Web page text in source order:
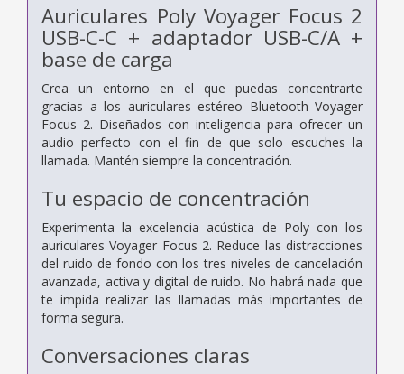
Auriculares Poly Voyager Focus 2
USB-C-C + adaptador USB-C/A +
base de carga
Crea un entorno en el que puedas concentrarte
gracias a los auriculares estéreo Bluetooth Voyager
Focus 2. Diseñados con inteligencia para ofrecer un
audio perfecto con el fin de que solo escuches la
llamada. Mantén siempre la concentración.
Tu espacio de concentración
Experimenta la excelencia acústica de Poly con los
auriculares Voyager Focus 2. Reduce las distracciones
del ruido de fondo con los tres niveles de cancelación
avanzada, activa y digital de ruido. No habrá nada que
te impida realizar las llamadas más importantes de
forma segura.
Conversaciones claras